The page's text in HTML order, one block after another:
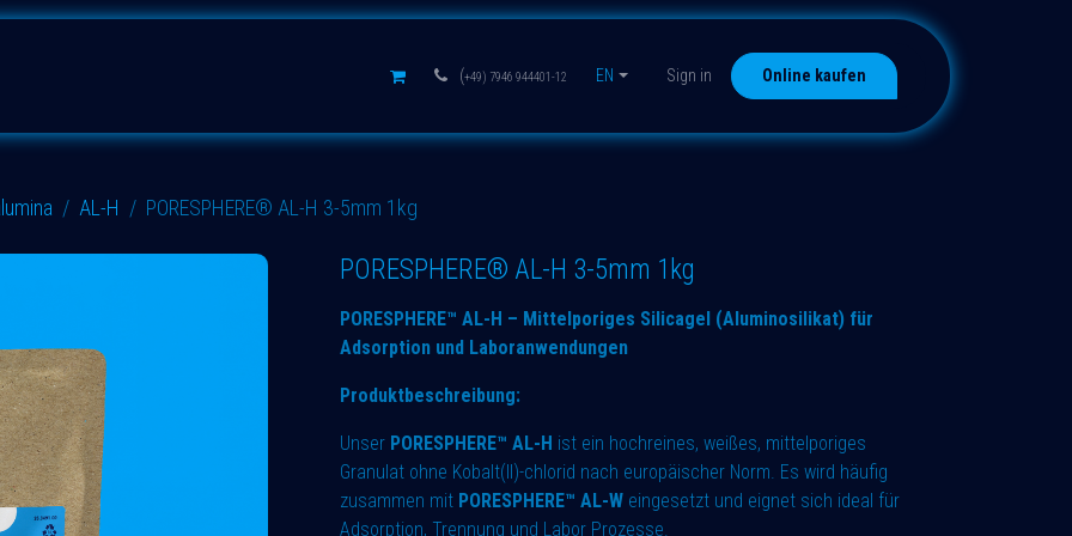
(+49) 7946 944401-12 EN Sign in Online kaufen
AL-H PORESPHERE® AL-H 3-5mm 1kg
PORESPHERE® AL-H 3-5mm 1kg
PORESPHERE™ AL-H – Mittelporiges Silicagel (Aluminosilikat) für
Adsorption und Laboranwendungen
Produktbeschreibung:
Unser PORESPHERE™ AL-H ist ein hochreines, weißes, mittelporiges
Granulat ohne Kobalt(II)-chlorid nach europäischer Norm. Es wird häufig
zusammen mit PORESPHERE™ AL-W eingesetzt und eignet sich ideal für
Adsorption, Trennung und Labor Prozesse.